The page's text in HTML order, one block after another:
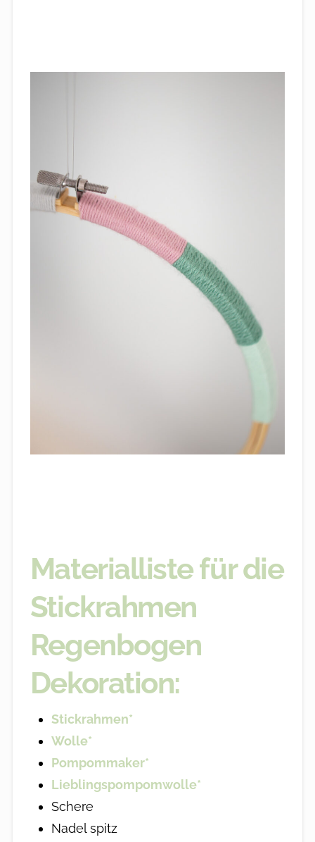
Materialliste für die
Stickrahmen
Regenbogen
Dekoration:
Stickrahmen*
Wolle*
Pompommaker*
Lieblingspompomwolle*
Schere
Nadel spitz